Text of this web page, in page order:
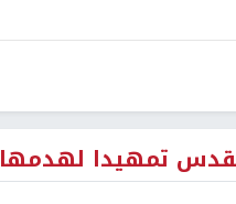
تمهيدا لهدمها